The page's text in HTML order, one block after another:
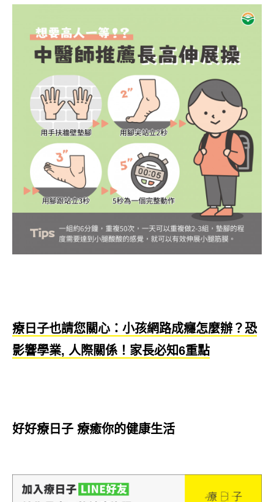
療日子也請您關心：小孩網路成癮怎麼辦？恐
影響學業, 人際關係！家長必知6重點
好好療日子 療癒你的健康生活